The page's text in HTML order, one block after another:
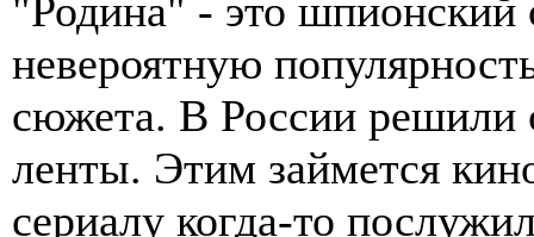
"Родина" - это шпионский
невероятную
сюжета. В России решили
ленты. Этим займется
сериалу когда-то